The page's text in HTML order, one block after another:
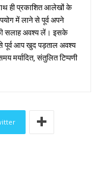
ही प्रकाशित आलेखों के
में लाने से पूर्व अपने
की सलाह अवश्य लें। इसके
पूर्व आप खुद पड़ताल अवश्य
मर्यादित, संतुलित टिप्पणी